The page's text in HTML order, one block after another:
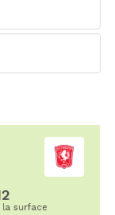
la surface